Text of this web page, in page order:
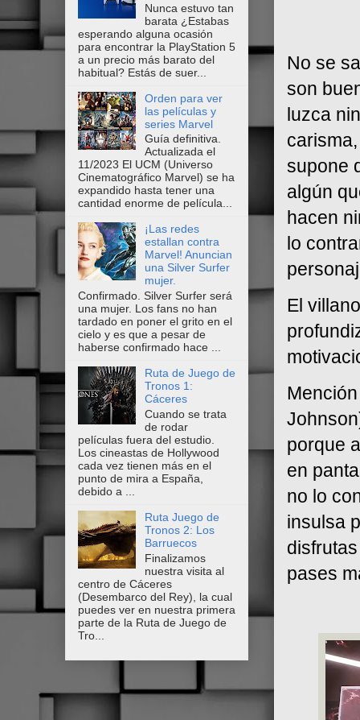
No se
son
luzca
supone
algún
hacen
lo
El
porque
en
no lo
insulsa
pases
Nunca estuvo tan
barata ¿Estabas
esperando alguna ocasión
para encontrar la PlayStation 5
a un precio más barato del
habitual? Estás de suer...
Orden para ver
las películas y
series Marvel
Guía definitiva.
Actualizada el
11/2023 El UCM (Universo
Cinematográfico Marvel) se ha
expandido hasta tener una
cantidad enorme de película...
¡Las redes
estallan contra
Marvel! Anuncian
una Silver Surfer
mujer.
Confirmado. Silver Surfer será
una mujer. Los fans no han
tardado en poner el grito en el
cielo y es que a pesar de
haberse confirmado hace ...
Ruta de Juego de
Tronos 1:
Cáceres
Cuando se trata
de rodar
películas fuera del estudio.
Los cineastas de Hollywood
cada vez tienen más en el
punto de mira a España,
debido a ...
Ruta Juego de
Tronos 2: Los
Barruecos
Finalizamos
nuestra visita al
centro de Cáceres
(Desembarco del Rey), la cual
puedes ver en nuestra primera
parte de la Ruta de Juego de
Tro...